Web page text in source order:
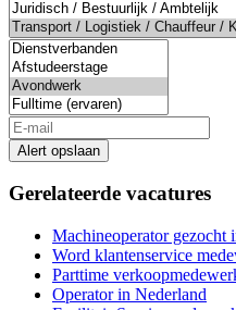
Alert opslaan
Gerelateerde vacatures
Machineoperator gezocht
Word klantenservice
Parttime
Operator in Nederland